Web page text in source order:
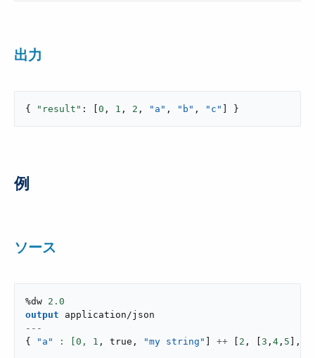
出力
{ "result" : [ 0 , 1 , 2 , "a" , "b" , "c" ] }
例
ソース
%dw 2.0
output
application/json
---
{
"a" : [ 0 , 1 , true , "my string" ++ 2 , 3 , 4 , 5 ,